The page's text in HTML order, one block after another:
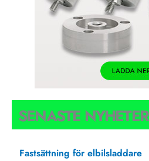
SENASTE NYHETER
Fastsättning för elbilsladdare